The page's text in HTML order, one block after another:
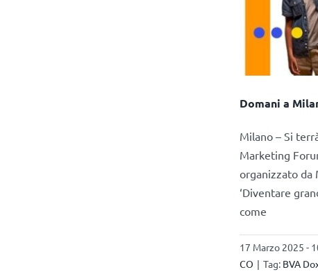
Domani a
Milano – Si
Marketing
organizzato da
‘Diventare
come
17 Marzo 2025 -
CO | Tag: BVA